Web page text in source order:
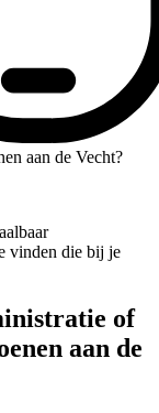
aan de Vecht?
vinden die bij je
of
aan de